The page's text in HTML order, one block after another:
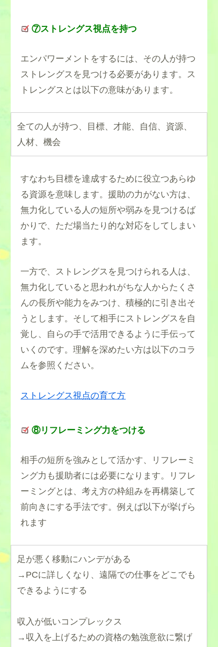
⑦ストレングス視点を持つ
エンパワーメントをするには、その人が持つ
ストレングスを見つける必要があります。ス
トレングスとは以下の意味があります。
全ての人が持つ、目標、才能、自信、資源、
人材、機会
すなわち目標を達成するために役立つあらゆ
る資源を意味します。援助の力がない方は、
無力化している人の短所や弱みを見つけるば
かりで、ただ場当たり的な対応をしてしまい
ます。
一方で、ストレングスを見つけられる人は、
無力化していると思われがちな人からたくさ
んの長所や能力をみつけ、積極的に引き出そ
うとします。そして相手にストレングスを自
覚し、自らの手で活用できるように手伝って
いくのです。理解を深めたい方は以下のコラ
ムを参照ください。
ストレングス視点の育て方
⑧リフレーミング力をつける
相手の短所を強みとして活かす、リフレーミ
ング力も援助者には必要になります。リフレ
ーミングとは、考え方の枠組みを再構築して
前向きにする手法です。例えば以下が挙げら
れます
足が悪く移動にハンデがある
→PCに詳しくなり、遠隔での仕事をどこでも
できるようにする
収入が低いコンプレックス
→収入を上げるための資格の勉強意欲に繋げ